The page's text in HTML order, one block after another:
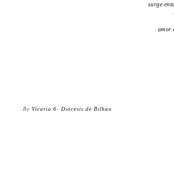
surge
amor
By Vicaria 6- Diócesis de Bilbao